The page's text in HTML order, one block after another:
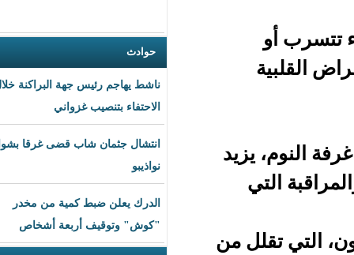
ناشط يهاجم رئيس جهة البراكنة خلال
الاحتفاء بتنصيب غزواني
انتشال جثمان شاب قضى غرقا بشواطئ
نواذيبو
الدرك يعلن ضبط كمية من مخدر
"كوش" وتوقيف أربعة أشخاص
من